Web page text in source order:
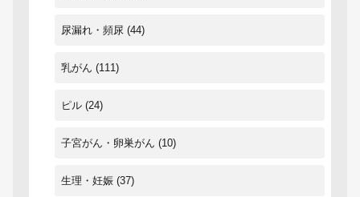
尿漏れ・頻尿 (44)
乳がん (111)
ピル (24)
子宮がん・卵巣がん (10)
生理・妊娠 (37)